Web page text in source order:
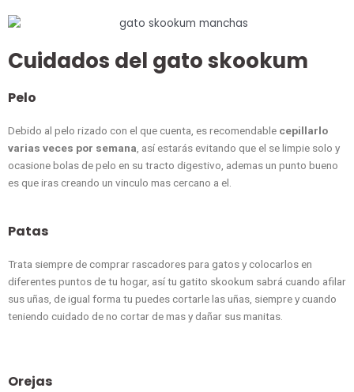
Cuidados del gato skookum
Pelo
Debido al pelo rizado con el que cuenta, es recomendable cepillarlo
varias veces por semana , así estarás evitando que el se limpie solo y
ocasione bolas de pelo en su tracto digestivo, ademas un punto bueno
es que iras creando un vinculo mas cercano a el.
Patas
Trata siempre de comprar rascadores para gatos y colocarlos en
diferentes puntos de tu hogar, así tu gatito skookum sabrá cuando afilar
sus uñas, de igual forma tu puedes cortarle las uñas, siempre y cuando
teniendo cuidado de no cortar de mas y dañar sus manitas.
Orejas